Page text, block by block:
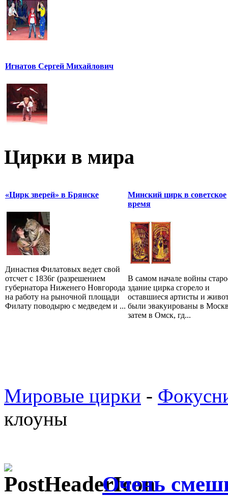
Игнатов Сергей Михайлович
Цирки в мира
«Цирк зверей» в Брянске
Династия Филатовых ведет свой
отсчет с 1836г (разрешением
губернатора Ниженего Новгорода
на работу на рыночной площади
Филату поводырю с медведем и ...
Минский цирк в советское
время
В самом начале войны
здание цирка сгорело и
оставшиеся артисты и
были эвакуированы в
затем в Омск, гд...
Мировые цирки -
клоуны
Очень